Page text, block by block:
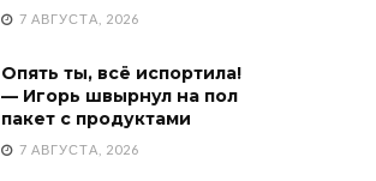
7 АВГУСТА, 2026
Опять ты, всё испортила!
— Игорь швырнул на пол
пакет с продуктами
7 АВГУСТА, 2026